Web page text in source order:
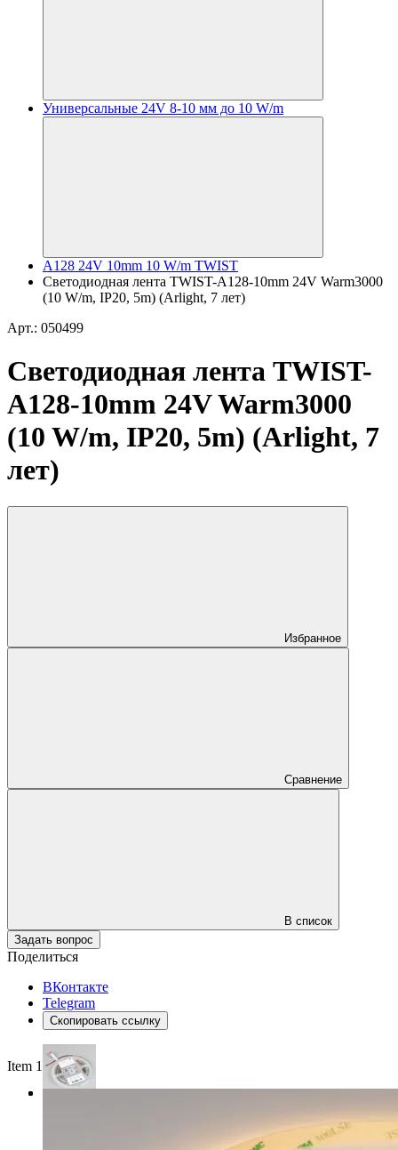
Универсальные 24V 8-10 мм до 10 W/m
A128 24V 10mm 10 W/m TWIST
Светодиодная лента TWIST-A128-10mm 24V Warm3000
(10 W/m, IP20, 5m) (Arlight, 7 лет)
Арт.: 050499
Светодиодная лента TWIST-
A128-10mm 24V Warm3000
(10 W/m, IP20, 5m) (Arlight, 7
лет)
Избранное
Сравнение
В список
Задать вопрос
Поделиться
ВКонтакте
Telegram
Скопировать ссылку
Item 1 of 3